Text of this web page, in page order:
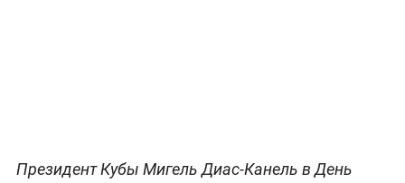
Президент Кубы Мигель Диас-Канель в День